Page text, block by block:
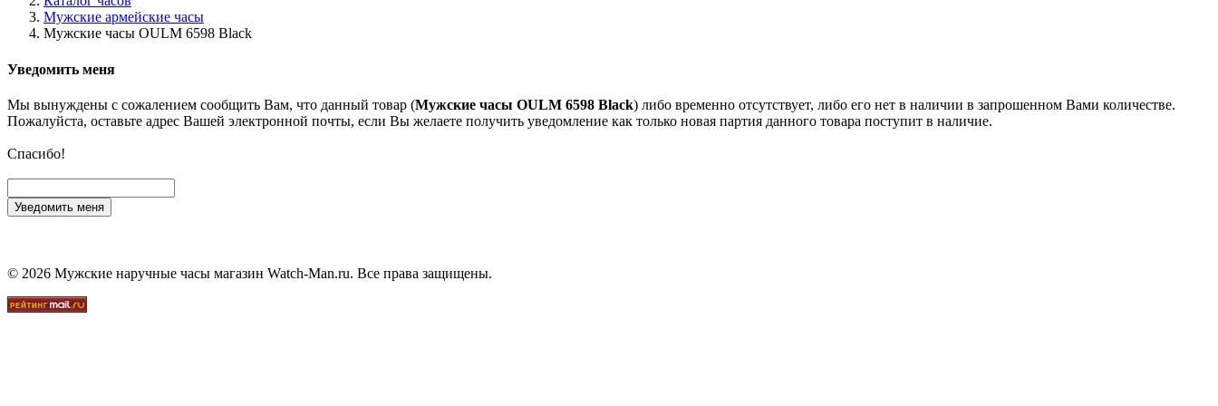
Мужские армейские часы
Мужские часы OULM 6598 Black
Уведомить меня
Мы вынуждены с сожалением сообщить Вам, что данный товар (Мужские часы OULM 6598 Black) либо временно отсутствует, либо его нет в наличии в запрошенном Вами количестве.
Пожалуйста, оставьте адрес Вашей электронной почты, если Вы желаете получить уведомление как только новая партия данного товара поступит в наличие.
Спасибо!
Уведомить меня
© 2026 Мужские наручные часы магазин Watch-Man.ru. Все права защищены.